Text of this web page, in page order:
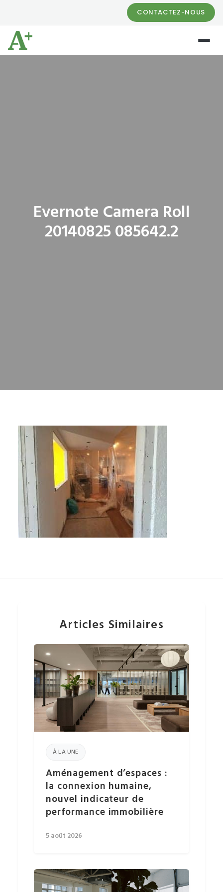
CONTACTEZ-NOUS
Evernote Camera Roll
20140825 085642.2
Articles Similaires
À LA UNE
Aménagement d’espaces :
la connexion humaine,
nouvel indicateur de
performance immobilière
5 août 2026